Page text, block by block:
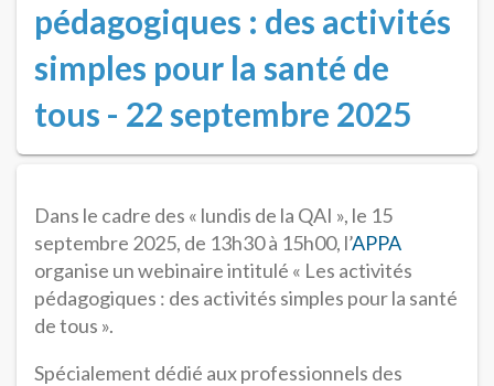
pédagogiques : des activités
simples pour la santé de
tous - 22 septembre 2025
Dans le cadre des « lundis de la QAI », le 15
septembre 2025, de 13h30 à 15h00, l’APPA
organise un webinaire intitulé « Les activités
pédagogiques : des activités simples pour la santé
de tous ».
Spécialement dédié aux professionnels des